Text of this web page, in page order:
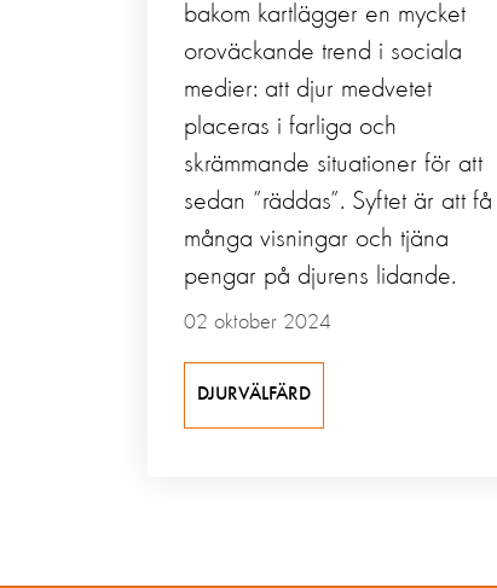
bakom kartlägger en mycket
oroväckande trend i sociala
medier: att djur medvetet
placeras i farliga och
skrämmande situationer för att
sedan ”räddas”. Syftet är att få
många visningar och tjäna
pengar på djurens lidande.
02 oktober 2024
DJURVÄLFÄRD